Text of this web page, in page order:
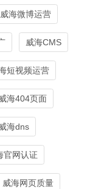
威海微博运营
威海CMS
短视频运营
海404页面
海dns
官网认证
威海网页质量